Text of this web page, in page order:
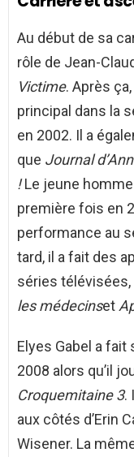
Au début de sa
rôle de Jean-
Victime. Après
principal dans la
en 2002. Il a
que Journal
!Le jeune
première fois en
performance au
tard, il a fait des
séries
les médecinset
Elyes Gabel a
2008 alors qu’il
Croquemitaine 3.
aux côtés d’Erin
Wisener. La